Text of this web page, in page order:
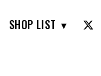
SHOP LIST